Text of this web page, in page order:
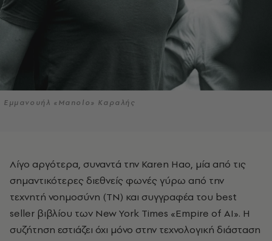
Εμμανουήλ «Manolo» Καραλής
Λίγο αργότερα, συναντά την Karen Hao, μία από τις
σημαντικότερες διεθνείς φωνές γύρω από την
τεχνητή νοημοσύνη (ΤΝ) και συγγραφέα του best
seller βιβλίου των New York Times «Empire of AI». Η
συζήτηση εστιάζει όχι μόνο στην τεχνολογική διάσταση